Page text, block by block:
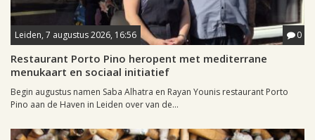
Leiden, 7 augustus 2026, 16:56 0
Restaurant Porto Pino heropent met mediterrane
menukaart en sociaal initiatief
Begin augustus namen Saba Alhatra en Rayan Younis restaurant Porto
Pino aan de Haven in Leiden over van de...